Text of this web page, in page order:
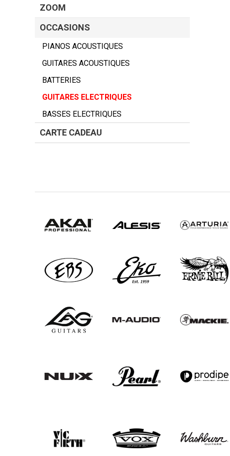
ZOOM
OCCASIONS
PIANOS ACOUSTIQUES
GUITARES ACOUSTIQUES
BATTERIES
GUITARES ELECTRIQUES
BASSES ELECTRIQUES
CARTE CADEAU